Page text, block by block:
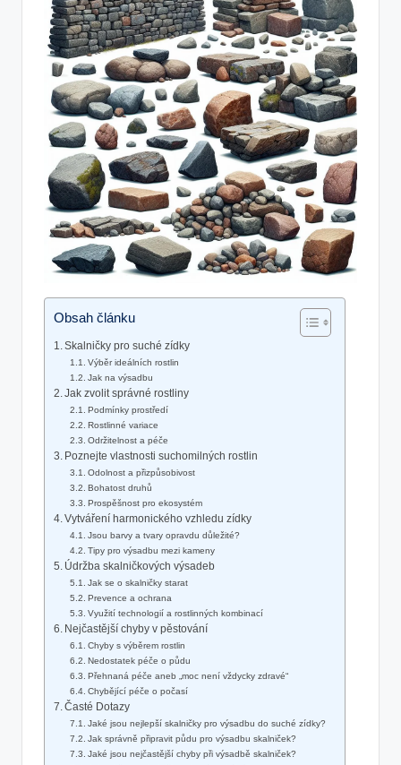
Obsah článku
Skalničky pro suché zídky
Výběr ideálních rostlin
Jak na ‌výsadbu
Jak zvolit správné rostliny
Podmínky prostředí
Rostlinné ​variace
Održitelnost a péče
Poznejte vlastnosti suchomilných rostlin
Odolnost a⁢ přizpůsobivost
Bohatost druhů
Prospěšnost pro ekosystém
Vytváření harmonického vzhledu zídky
Jsou barvy a tvary opravdu důležité?
Tipy pro výsadbu mezi kameny
Údržba ‍skalničkových výsadeb
Jak se o skalničky starat
Prevence‍ a ochrana
Využití technologií a‌ rostlinných kombinací
Nejčastější chyby‌ v pěstování
Chyby ‌s výběrem rostlin
Nedostatek péče o půdu
Přehnaná ⁣péče aneb „moc není vždycky zdravé“
Chybějící péče o počasí
Časté Dotazy
Jaké jsou nejlepší skalničky pro výsadbu do suché zídky?
Jak správně připravit půdu pro ‌výsadbu skalniček?
Jaké jsou nejčastější chyby⁣ při výsadbě skalniček?